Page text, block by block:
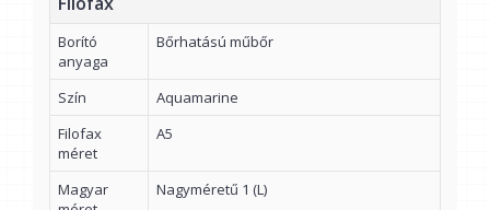
Borító
anyaga
Bőrhatású műbőr
Szín
Aquamarine
Filofax
méret
A5
Magyar
Nagyméretű 1 (L)